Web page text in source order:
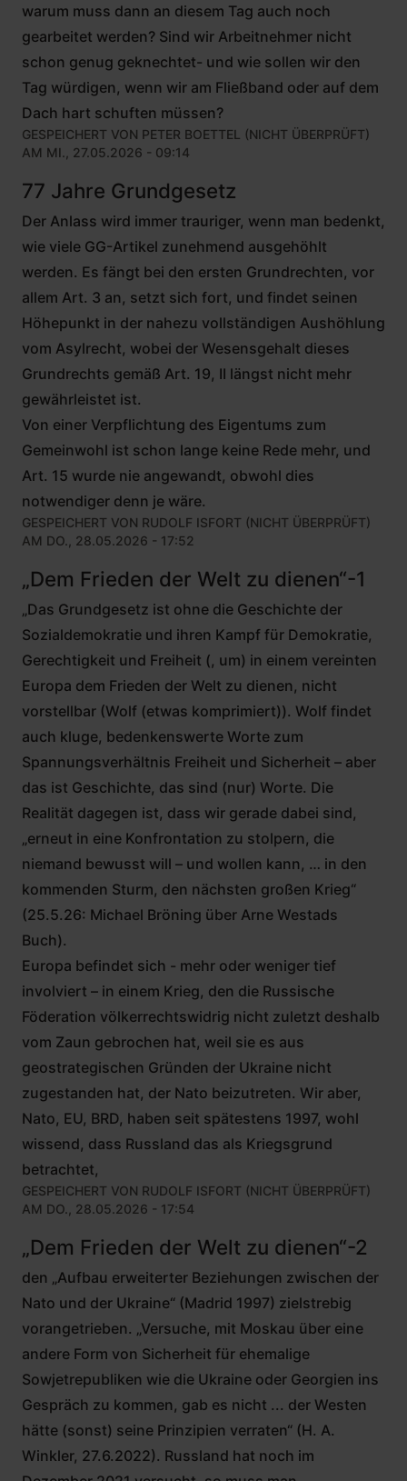
warum muss dann an diesem Tag auch noch
gearbeitet werden? Sind wir Arbeitnehmer nicht
schon genug geknechtet- und wie sollen wir den
Tag würdigen, wenn wir am Fließband oder auf dem
Dach hart schuften müssen?
GESPEICHERT VON PETER BOETTEL (NICHT ÜBERPRÜFT)
AM MI., 27.05.2026 - 09:14
77 Jahre Grundgesetz
Der Anlass wird immer trauriger, wenn man bedenkt,
wie viele GG-Artikel zunehmend ausgehöhlt
werden. Es fängt bei den ersten Grundrechten, vor
allem Art. 3 an, setzt sich fort, und findet seinen
Höhepunkt in der nahezu vollständigen Aushöhlung
vom Asylrecht, wobei der Wesensgehalt dieses
Grundrechts gemäß Art. 19, II längst nicht mehr
gewährleistet ist.
Von einer Verpflichtung des Eigentums zum
Gemeinwohl ist schon lange keine Rede mehr, und
Art. 15 wurde nie angewandt, obwohl dies
notwendiger denn je wäre.
GESPEICHERT VON RUDOLF ISFORT (NICHT ÜBERPRÜFT)
AM DO., 28.05.2026 - 17:52
„Dem Frieden der Welt zu dienen“-1
„Das Grundgesetz ist ohne die Geschichte der
Sozialdemokratie und ihren Kampf für Demokratie,
Gerechtigkeit und Freiheit (, um) in einem vereinten
Europa dem Frieden der Welt zu dienen, nicht
vorstellbar (Wolf (etwas komprimiert)). Wolf findet
auch kluge, bedenkenswerte Worte zum
Spannungsverhältnis Freiheit und Sicherheit – aber
das ist Geschichte, das sind (nur) Worte. Die
Realität dagegen ist, dass wir gerade dabei sind,
„erneut in eine Konfrontation zu stolpern, die
niemand bewusst will – und wollen kann, … in den
kommenden Sturm, den nächsten großen Krieg“
(25.5.26: Michael Bröning über Arne Westads
Buch).
Europa befindet sich - mehr oder weniger tief
involviert – in einem Krieg, den die Russische
Föderation völkerrechtswidrig nicht zuletzt deshalb
vom Zaun gebrochen hat, weil sie es aus
geostrategischen Gründen der Ukraine nicht
zugestanden hat, der Nato beizutreten. Wir aber,
Nato, EU, BRD, haben seit spätestens 1997, wohl
wissend, dass Russland das als Kriegsgrund
betrachtet,
GESPEICHERT VON RUDOLF ISFORT (NICHT ÜBERPRÜFT)
AM DO., 28.05.2026 - 17:54
„Dem Frieden der Welt zu dienen“-2
den „Aufbau erweiterter Beziehungen zwischen der
Nato und der Ukraine“ (Madrid 1997) zielstrebig
vorangetrieben. „Versuche, mit Moskau über eine
andere Form von Sicherheit für ehemalige
Sowjetrepubliken wie die Ukraine oder Georgien ins
Gespräch zu kommen, gab es nicht ... der Westen
hätte (sonst) seine Prinzipien verraten“ (H. A.
Winkler, 27.6.2022). Russland hat noch im